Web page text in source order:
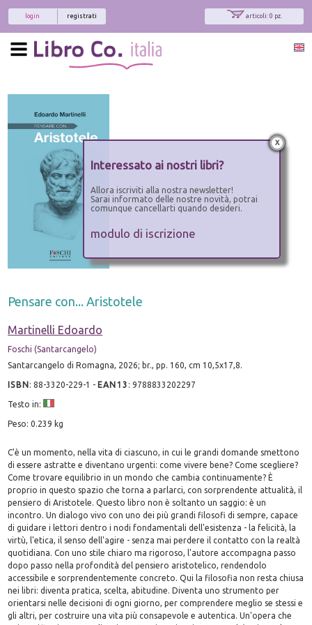
articoli: 0 pz.
registrati
login
Pensare con... Aristotele
Martinelli Edoardo
Foschi (Santarcangelo)
Santarcangelo di Romagna, 2026; br., pp. 160, cm 10,5x17,8.
ISBN:88-3320-229-1 - EAN13 :9788833202297
Testo in:
Peso: 0.239 kg
C'è un momento, nella vita di ciascuno, in cui le grandi domande smettono
di essere astratte e diventano urgenti: come vivere bene? Come scegliere?
Come trovare equilibrio in un mondo che cambia continuamente? È
proprio in questo spazio che torna a parlarci, con sorprendente attualità, il
pensiero di Aristotele. Questo libro non è soltanto un saggio: è un
incontro. Un dialogo vivo con uno dei più grandi filosofi di sempre, capace
di guidare i lettori dentro i nodi fondamentali dell'esistenza - la felicità, la
virtù, l'etica, il senso dell'agire - senza mai perdere il contatto con la realtà
quotidiana. Con uno stile chiaro ma rigoroso, l'autore accompagna passo
dopo passo nella profondità del pensiero aristotelico, rendendolo
accessibile e sorprendentemente concreto. Qui la filosofia non resta chiusa
nei libri: diventa pratica, scelta, abitudine. Diventa uno strumento per
orientarsi nelle decisioni di ogni giorno, per comprendere meglio se stessi e
gli altri, per costruire una vita più consapevole e autentica. Un'opera che
x
Interessato ai nostri libri?
Allora iscriviti alla nostra newsletter!
Sarai informato delle nostre novità, potrai
comunque cancellarti quando desideri.
modulo di iscrizione